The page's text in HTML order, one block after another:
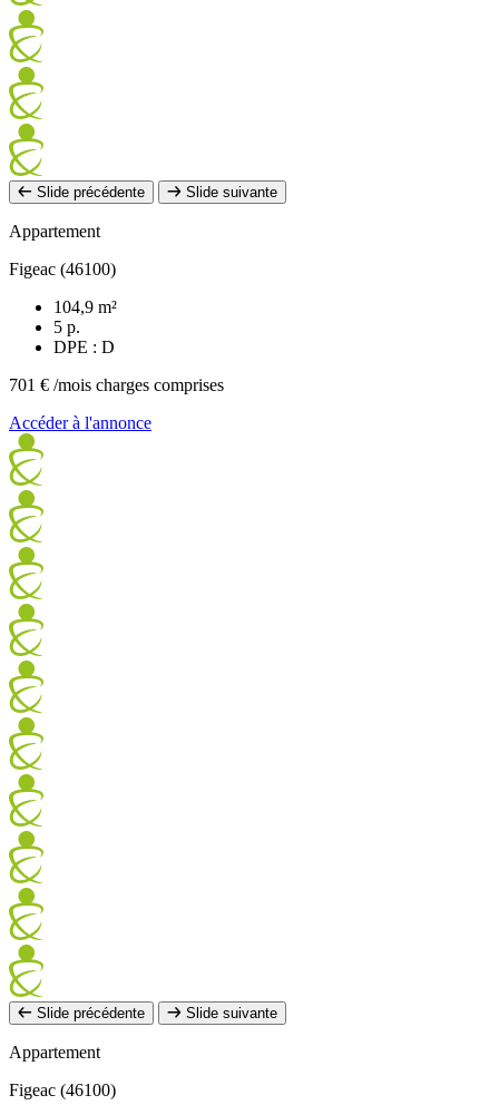
Slide précédente Slide suivante
Appartement
Figeac (46100)
104,9 m²
5 p.
DPE : D
701 € /mois charges comprises
Accéder à l'annonce
Slide précédente Slide suivante
Appartement
Figeac (46100)